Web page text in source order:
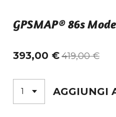
GPSMAP® 86s
393,00 €419,00 €
AGGIUNGI